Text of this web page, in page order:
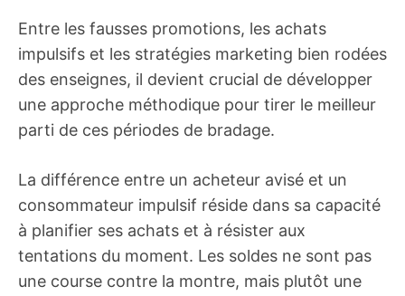
Entre les fausses promotions, les achats
impulsifs et les stratégies marketing bien rodées
des enseignes, il devient crucial de développer
une approche méthodique pour tirer le meilleur
parti de ces périodes de bradage.
La différence entre un acheteur avisé et un
consommateur impulsif réside dans sa capacité
à planifier ses achats et à résister aux
tentations du moment. Les soldes ne sont pas
une course contre la montre, mais plutôt une